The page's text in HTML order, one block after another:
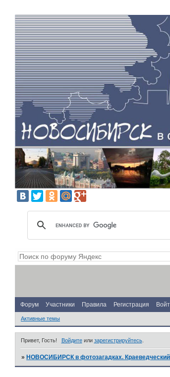
Форум Участники Правила Регистрация
Активные темы
Привет, Гость! Войдитеили зарегистрируйтесь.
»НОВОСИБИРСК в фотозагадках.